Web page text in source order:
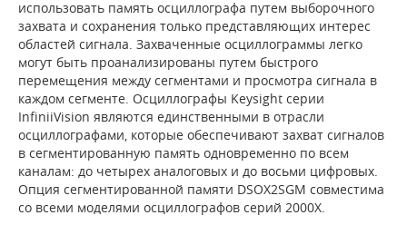
использовать память осциллографа путем выборочного
захвата и сохранения только представляющих интерес
областей сигнала. Захваченные осциллограммы легко
могут быть проанализированы путем быстрого
перемещения между сегментами и просмотра сигнала в
каждом сегменте. Осциллографы Keysight серии
InfiniiVision являются единственными в отрасли
осциллографами, которые обеспечивают захват сигналов
в сегментированную память одновременно по всем
каналам: до четырех аналоговых и до восьми цифровых.
Опция сегментированной памяти DSOX2SGM совместима
со всеми моделями осциллографов серий 2000Х.